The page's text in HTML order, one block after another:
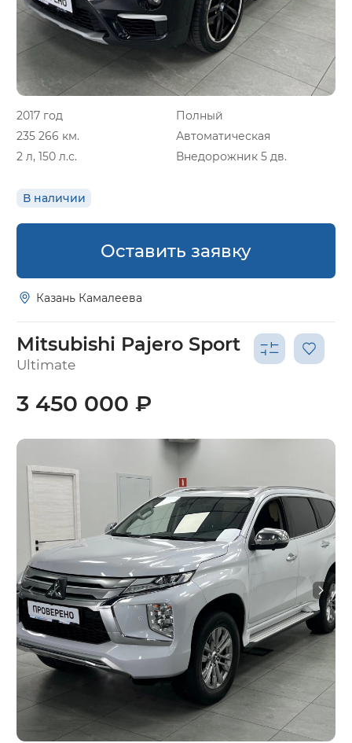
2017 год
Полный
235 266 км.
Автоматическая
2 л, 150 л.с.
Внедорожник 5 дв.
В наличии
Оставить заявку
Казань Камалеева
Mitsubishi Pajero Sport
Ultimate
3 450 000 ₽